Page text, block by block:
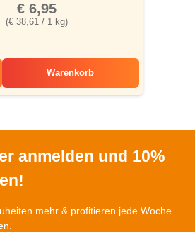
(€ 38,61 / 1 kg)
€ 6,95
Warenkorb
anmelden und 10%
mehr & profitieren jede Woche